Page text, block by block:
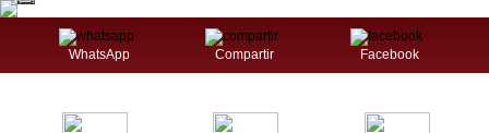
WhatsApp Compartir Facebook